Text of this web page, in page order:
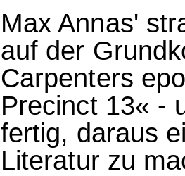
Max Annas'
auf der
Carpenters
Precinct 13« -
fertig, daraus
Literatur zu